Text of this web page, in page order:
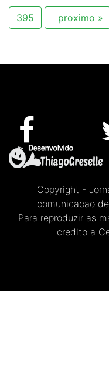
395 proximo »
Copyright -
comunicacao
Para reproduzir as
credito a